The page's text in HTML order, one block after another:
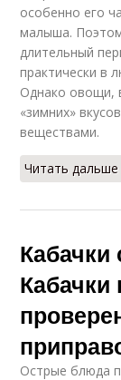
особенно его
малыша.
длительный
практически в
Однако овощи,
«зимних»
веществами.
Читать
Кабачки
Острые блюда